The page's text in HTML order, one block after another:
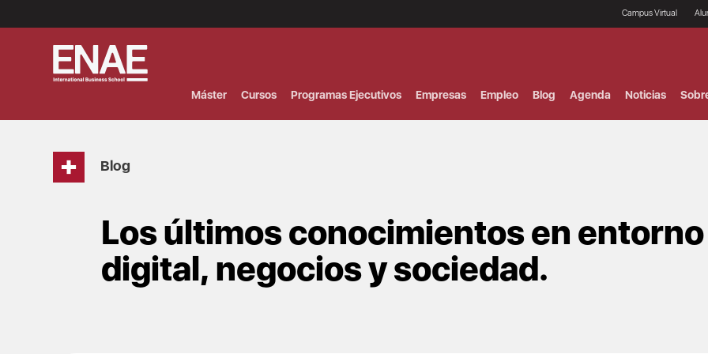
Campus Virtual
Máster Cursos Programas Ejecutivos Empresas Empleo Blog Agenda Noticias
Blog
Los últimos conocimientos en entorno
digital, negocios y sociedad.